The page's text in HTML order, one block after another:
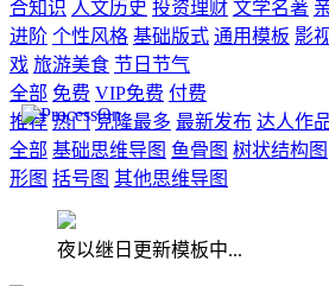
合知识 人文历史 投资理财 文学名著
进阶 个性风格 基础版式 通用模板 影
戏 旅游美食 节日节气
全部 免费 VIP免费 付费
推荐 热门 克隆最多 最新发布 达人作
全部 基础思维导图 鱼骨图 树状结构图
形图 括号图 其他思维导图
夜以继日更新模板中...